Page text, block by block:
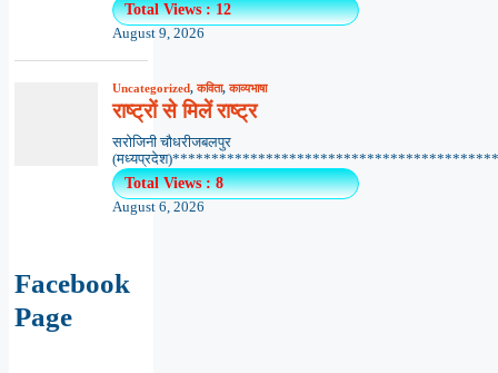
Total Views : 12
August 9, 2026
Uncategorized,कविता,काव्यभाषा
राष्ट्रों से मिलें राष्ट्र
सरोजिनी चौधरीजबलपुर
Total Views : 8
August 6, 2026
Facebook
Page